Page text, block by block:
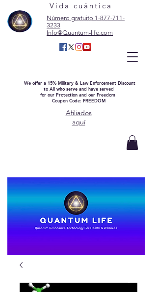
Vida cuántica
Número gratuito 1-877-711-
3233
Info@Quantum-life.com
We offer a 15% Military & Law Enforcement Discount
to All who serve and have served
for our Protection and our Freedom
Coupon Code: FREEDOM
Afiliados
aquí